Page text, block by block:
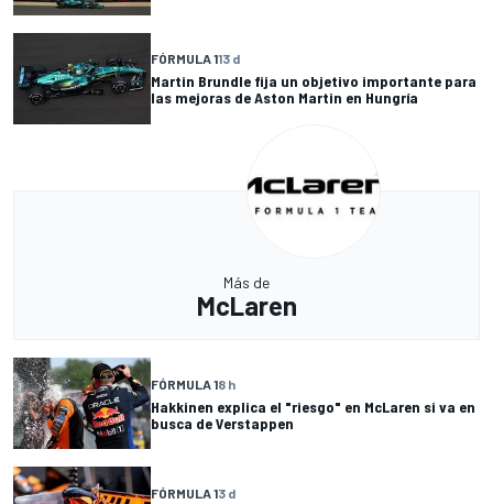
FÓRMULA 113 d
Martin Brundle fija un objetivo importante para
las mejoras de Aston Martin en Hungría
Más de
McLaren
FÓRMULA 18 h
Hakkinen explica el "riesgo" en McLaren si va en
busca de Verstappen
FÓRMULA 13 d